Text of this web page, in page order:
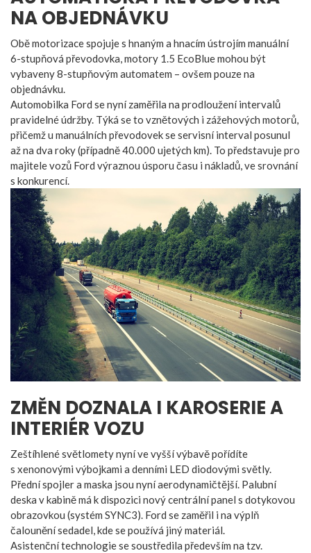
NA OBJEDNÁVKU
Obě motorizace spojuje s hnaným a hnacím ústrojím manuální
6-stupňová převodovka, motory 1.5 EcoBlue mohou být
vybaveny 8-stupňovým automatem – ovšem pouze na
objednávku.
Automobilka Ford se nyní zaměřila na prodloužení intervalů
pravidelné údržby. Týká se to vznětových i zážehových motorů,
přičemž u manuálních převodovek se servisní interval posunul
až na dva roky (případně 40.000 ujetých km). To představuje pro
majitele vozů Ford výraznou úsporu času i nákladů, ve srovnání
s konkurencí.
ZMĚN DOZNALA I KAROSERIE A
INTERIÉR VOZU
Zeštíhlené světlomety nyní ve vyšší výbavě pořídíte
s xenonovými výbojkami a denními LED diodovými světly.
Přední spojler a maska jsou nyní aerodynamičtější. Palubní
deska v kabině má k dispozici nový centrální panel s dotykovou
obrazovkou (systém SYNC3). Ford se zaměřil i na výplň
čalounění sedadel, kde se používá jiný materiál.
Asistenční technologie se soustředila především na tzv.